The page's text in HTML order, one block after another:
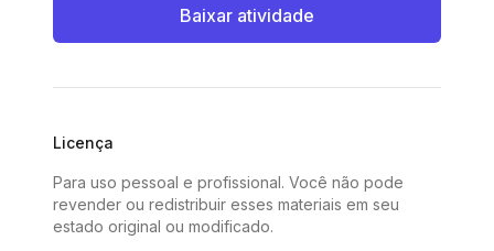
Baixar atividade
Licença
Para uso pessoal e profissional. Você não pode
revender ou redistribuir esses materiais em seu
estado original ou modificado.